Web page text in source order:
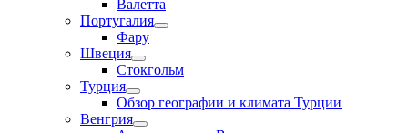
Валетта
Португалия
Фару
Швеция
Стокгольм
Турция
Обзор географии и климата Турции
Венгрия